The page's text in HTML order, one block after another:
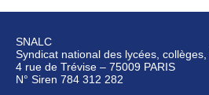
SNALC
Syndicat national des lycées,
4 rue de Trévise – 75009 PARIS
N° Siren 784 312 282